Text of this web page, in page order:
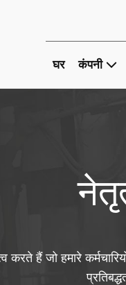
घर कंपनी
करते हैं जो हमारे